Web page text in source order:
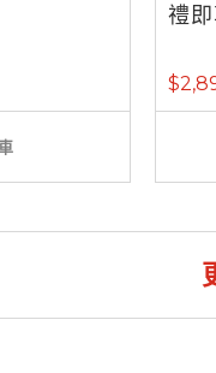
禮